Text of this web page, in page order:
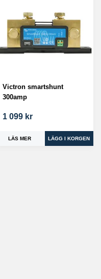
Victron smartshunt
300amp
1 099 kr
LÄS MER